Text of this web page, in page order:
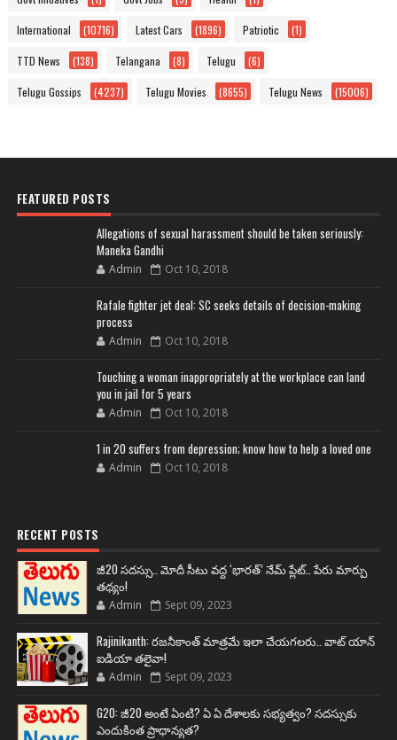
International (10716) Latest Cars (1896) Patriotic (1)
TTD News (138) Telangana (8) Telugu (6)
Telugu Gossips (4237) Telugu Movies (8655) Telugu News (15006)
FEATURED POSTS
Allegations of sexual harassment should be taken seriously:
Maneka Gandhi
Admin Oct 10, 2018
Rafale fighter jet deal: SC seeks details of decision-making
process
Admin Oct 10, 2018
Touching a woman inappropriately at the workplace can land
you in jail for 5 years
Admin Oct 10, 2018
1 in 20 suffers from depression; know how to help a loved one
Admin Oct 10, 2018
RECENT POSTS
జీ20 సదస్సు.. మోదీ సీటు వద్ద ‘భారత్’ నేమ్ ప్లేట్‌.. పేరు మార్పు
తథ్యం!
Admin Sept 09, 2023
Rajinikanth: రజనీకాంత్ మాత్రమే ఇలా చేయగలరు.. వాట్ యాన్
ఐడియా తలైవా!
Admin Sept 09, 2023
G20: జీ20 అంటే ఏంటి? ఏ ఏ దేశాలకు సభ్యత్వం? సదస్సుకు
ఎందుకింత ప్రాధాన్యత?